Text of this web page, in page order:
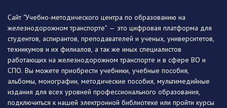
Сайт "Учебно-методического центра по образованию на
железнодорожном транспорте" — это цифровая платформа для
студентов, аспирантов, преподавателей и ученых, университетов,
техникумов и их филиалов, а так же иных специалистов
работающих на железнодорожном транспорте и в сфере ВО и
СПО. Вы можете приобрести учебники, учебные пособия,
альбомы, монографии, методические пособия, мультимедийные
издания для всех уровней профессионального образования,
подключиться к нашей электронной библиотеке или пройти курсы